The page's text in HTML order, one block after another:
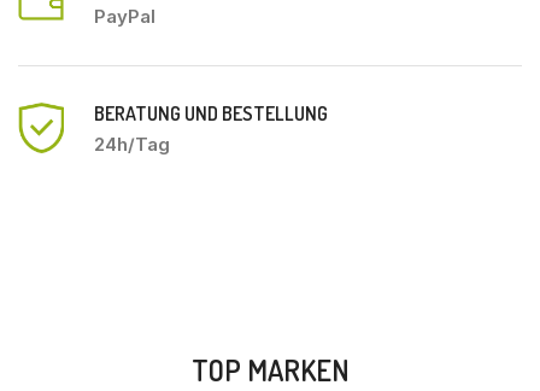
PayPal
BERATUNG UND BESTELLUNG
24h/Tag
TOP MARKEN